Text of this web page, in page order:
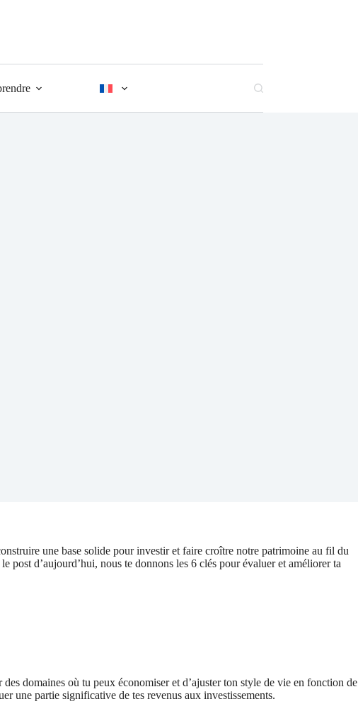
une base solide pour investir et faire croître notre patrimoine au fil du
post d’aujourd’hui, nous te donnons les 6 clés pour évaluer et améliorer ta
domaines où tu peux économiser et d’ajuster ton style de vie en fonction de
une partie significative de tes revenus aux investissements.